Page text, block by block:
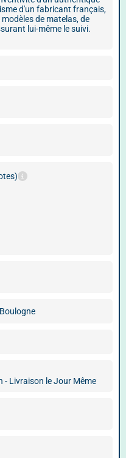
d'un fabricant français,
de matelas, de
lui-même le suivi.
- Livraison le Jour Même